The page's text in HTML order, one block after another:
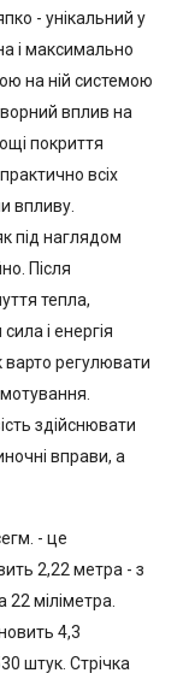
- унікальний у
і максимально
на ній системою
вплив на
покриття
всіх
впливу.
під наглядом
Після
тепла,
і енергія
варто регулювати
здійснювати
вправи, а
- це
2,22 метра - з
міліметра.
4,3
штук. Стрічка